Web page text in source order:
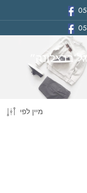
ברצלונה”
מיין לפי